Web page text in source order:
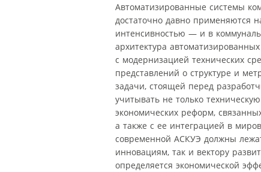
Автоматизированные системы
достаточно давно применяются
интенсивностью — и в
архитектура
с модернизацией технических
представлений о структуре и
задачи, стоящей перед
учитывать не только
экономических реформ,
а также с ее интеграцией в
современной АСКУЭ должны
инновациям, так и вектору
определяется экономической